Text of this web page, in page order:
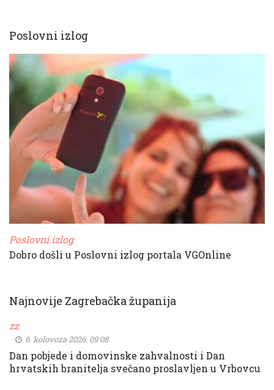
Poslovni izlog
Poslovni izlog
Dobro došli u Poslovni izlog portala VGOnline
Najnovije Zagrebačka županija
zz
6. kolovoza 2026. 09:08
Dan pobjede i domovinske zahvalnosti i Dan
hrvatskih branitelja svečano proslavljen u Vrbovcu